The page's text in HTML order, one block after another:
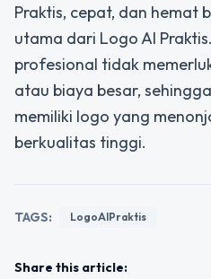
Praktis, cepat, dan hemat
utama dari Logo AI
profesional tidak
atau biaya besar,
memiliki logo yang
berkualitas tinggi.
TAGS: LogoAIPraktis
Share this article: